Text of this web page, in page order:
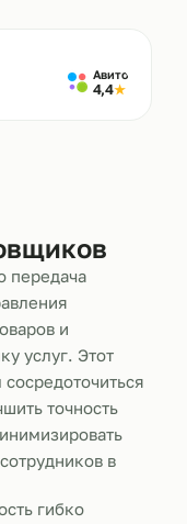
Авито
4,4★
передача
и
услуг. Этот
точность
в
гибко